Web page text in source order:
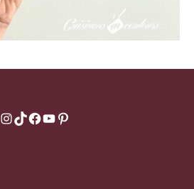
Instagram
TikTok
Facebook
YouTube
Pinterest